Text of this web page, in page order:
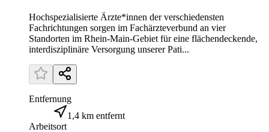
Hochspezialisierte Ärzte*innen der verschiedensten
Fachrichtungen sorgen im Fachärzteverbund an vier
Standorten im Rhein-Main-Gebiet für eine flächendeckende,
interdisziplinäre Versorgung unserer Pati...
Entfernung
1,4 km entfernt
Arbeitsort